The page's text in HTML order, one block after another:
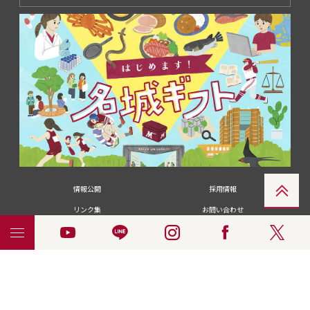
情報公開
採用情報
リンク集
お問い合わせ
メディアの皆さま
卒業生の皆さま